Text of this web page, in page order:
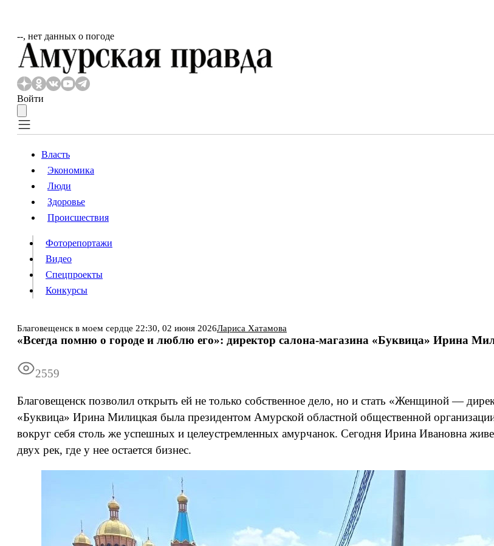
‐‐, нет данных о погоде
Войти
Власть
Происшествия
Видео
Конкурсы
Информация
Власть
Экономика
Люди
Здоровье
Происшествия
Фоторепортажи
Видео
Спецпроекты
Конкурсы
Благовещенск в моем сердце 22:30, 02 июня 2026Лариса Хатамова
«Всегда помню о городе и люблю его»: директор салона-магазина «Буквица» Ирина
2559
Благовещенск позволил открыть ей не только собственное дело, но и стать «Женщиной —
«Буквица» Ирина Милицкая была президентом Амурской областной общественной
вокруг себя столь же успешных и целеустремленных амурчанок. Сегодня Ирина Ивановна
двух рек, где у нее остается бизнес.